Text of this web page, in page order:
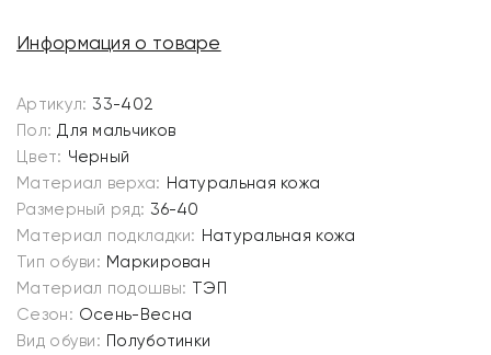
Информация о товаре
Артикул: 33-402
Пол: Для мальчиков
Цвет: Черный
Материал верха: Натуральная кожа
Размерный ряд: 36-40
Материал подкладки: Натуральная кожа
Тип обуви: Маркирован
Материал подошвы: ТЭП
Сезон: Осень-Весна
Вид обуви: Полуботинки